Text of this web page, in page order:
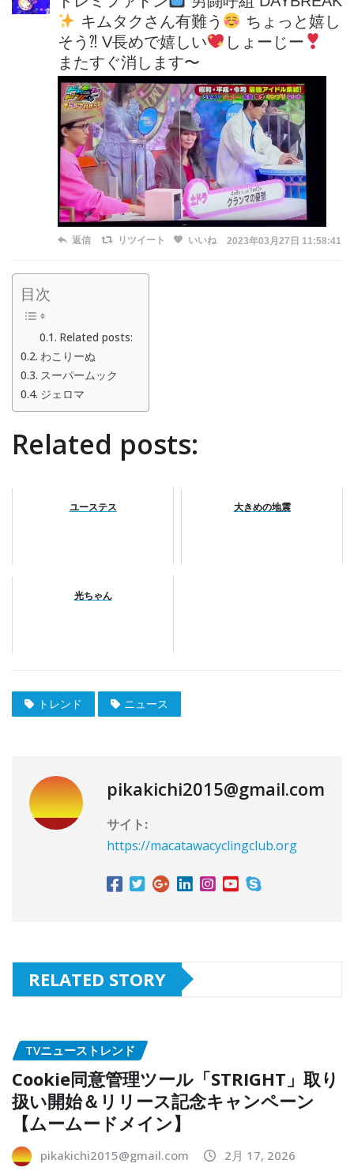
キムタクさん有難う
ちょっと嬉し
そう⁈ V長めで嬉しい
しょーじー
またすぐ消します〜
返信 リツイート いいね 2023年03月27日 11:58:41
目次
Related posts:
わこりーぬ
スーパームック
ジェロマ
Related posts:
ユーステス 大きめの地震
光ちゃん
トレンド ニュース
pikakichi2015@gmail.com
サイト:
https://macatawacyclingclub.org
RELATED STORY
TVニューストレンド
Cookie同意管理ツール「STRIGHT」取り
扱い開始＆リリース記念キャンペーン
【ムームードメイン】
pikakichi2015@gmail.com 2月 17, 2026